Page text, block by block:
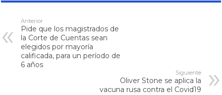
Anterior
Pide que los magistrados de
la Corte de Cuentas sean
elegidos por mayoría
calificada, para un período de
6 años
Siguiente
Oliver Stone se aplica la
vacuna rusa contra el Covid19